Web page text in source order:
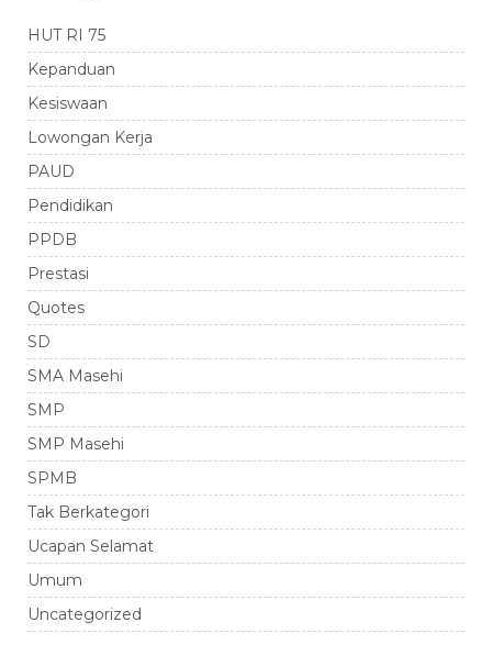
HUT RI 75
Kepanduan
Kesiswaan
Lowongan Kerja
PAUD
Pendidikan
PPDB
Prestasi
Quotes
SD
SMA Masehi
SMP
SMP Masehi
SPMB
Tak Berkategori
Ucapan Selamat
Umum
Uncategorized